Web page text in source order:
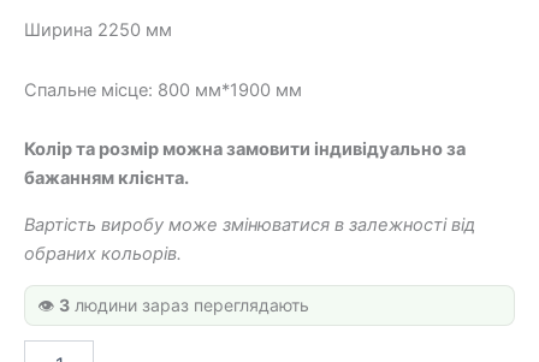
Ширина 2250 мм
Спальне місце: 800 мм*1900 мм
Колір та розмір можна замовити індивідуально за
бажанням клієнта.
Вартість виробу може змінюватися в залежності від
обраних кольорів.
👁️ 3 людини зараз переглядають